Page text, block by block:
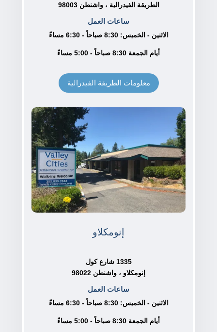
الطريقة الفيدرالية ، واشنطن 98003
ساعات العمل
الاثنين - الخميس: 8:30 صباحاً - 6:30 مساءً
أيام الجمعة 8:30 صباحاً - 5:00 مساءً
معلومات الطريقة الفيدرالية
إنومكلاو
1335 شارع كول
إنومكلاو ، واشنطن 98022
ساعات العمل
الاثنين - الخميس: 8:30 صباحاً - 6:30 مساءً
أيام الجمعة 8:30 صباحاً - 5:00 مساءً